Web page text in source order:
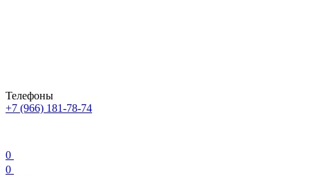
Телефоны
+7 (966) 181-78-74
0
0